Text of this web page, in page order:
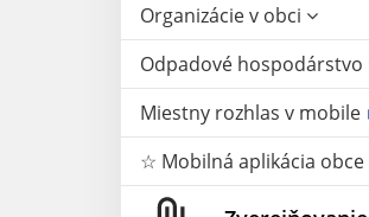
Organizácie v obci
Odpadové hospodárstvo
Miestny rozhlas v mobile
☆ Mobilná aplikácia obce